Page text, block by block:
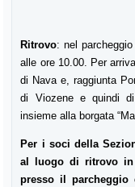
Ritrovo: nel parcheggio
alle ore 10.00. Per
di Nava e, raggiunta
di Viozene e quindi
insieme alla borgata
Per i soci della
al luogo di ritrovo in
presso il